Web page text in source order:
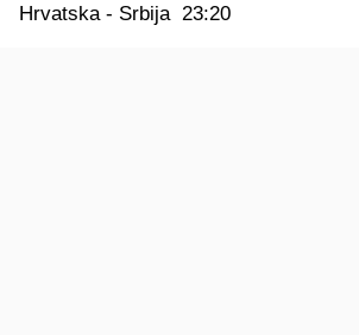
Hrvatska - Srbija 23:20